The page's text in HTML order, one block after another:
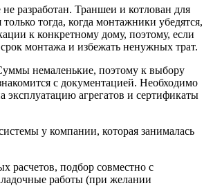
разработан. Траншеи и котлован для
тогда, когда монтажники убедятся,
к конкретному дому, поэтому, если
монтажа и избежать ненужных трат.
немаленькие, поэтому к выбору
с документацией. Необходимо
эксплуатацию агрегатов и сертификаты
у компании, которая занималась
расчетов, подбор совместно с
работы (при желании